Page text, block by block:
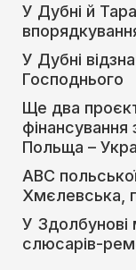
У Дубні й
У Дубні
Господнього
Ще два
Польща –
АВС
Хмєлевська,
У Здолбунові
слюсарів-